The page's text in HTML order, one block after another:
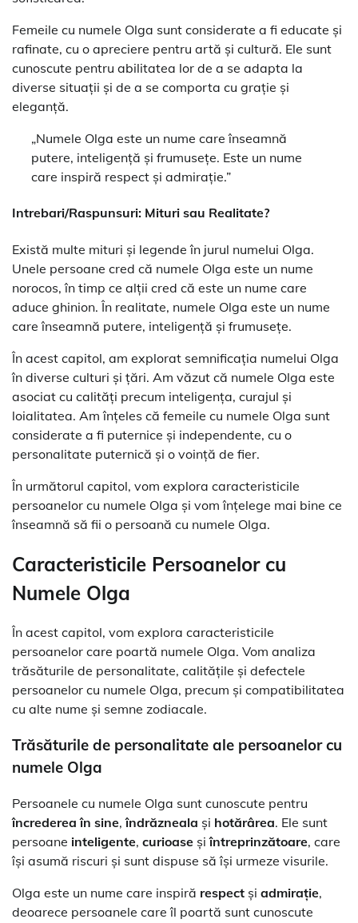
Femeile cu numele Olga sunt considerate a fi educate și
rafinate, cu o apreciere pentru artă și cultură. Ele sunt
cunoscute pentru abilitatea lor de a se adapta la
diverse situații și de a se comporta cu grație și
eleganță.
„Numele Olga este un nume care înseamnă
putere, inteligență și frumusețe. Este un nume
care inspiră respect și admirație.”
Intrebari/Raspunsuri: Mituri sau Realitate?
Există multe mituri și legende în jurul numelui Olga.
Unele persoane cred că numele Olga este un nume
norocos, în timp ce alții cred că este un nume care
aduce ghinion. În realitate, numele Olga este un nume
care înseamnă putere, inteligență și frumusețe.
În acest capitol, am explorat semnificația numelui Olga
în diverse culturi și țări. Am văzut că numele Olga este
asociat cu calități precum inteligența, curajul și
loialitatea. Am înțeles că femeile cu numele Olga sunt
considerate a fi puternice și independente, cu o
personalitate puternică și o voință de fier.
În următorul capitol, vom explora caracteristicile
persoanelor cu numele Olga și vom înțelege mai bine ce
înseamnă să fii o persoană cu numele Olga.
Caracteristicile Persoanelor cu
Numele Olga
În acest capitol, vom explora caracteristicile
persoanelor care poartă numele Olga. Vom analiza
trăsăturile de personalitate, calitățile și defectele
persoanelor cu numele Olga, precum și compatibilitatea
cu alte nume și semne zodiacale.
Trăsăturile de personalitate ale persoanelor cu
numele Olga
Persoanele cu numele Olga sunt cunoscute pentru
încrederea în sine,îndrăzneala și hotărârea. Ele sunt
persoane inteligente, curioase șiîntreprinzătoare, care
își asumă riscuri și sunt dispuse să își urmeze visurile.
Olga este un nume care inspiră respect și admirație,
deoarece persoanele care îl poartă sunt cunoscute